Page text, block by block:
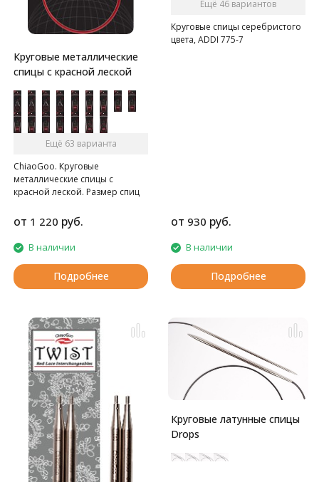
Круговые металлические
спицы с красной леской
Ещё 63 варианта
ChiaoGoo. Круговые
металлические спицы с
красной леской. Размер спиц
кончики. Леска представляет
собой металлический трос,
обтянутый нейлоном.
Внимание: Длина лески
считается от кончика до
кончика спиц
от 1 220 руб.
В наличии
Подробнее
Ещё 46 вариантов
Круговые спицы серебристого
цвета, ADDI 775-7
от 930 руб.
В наличии
Подробнее
Круговые латунные спицы
Drops